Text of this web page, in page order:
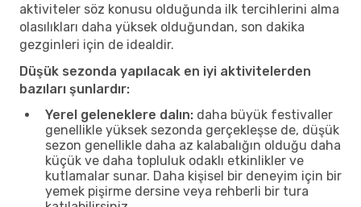
aktiviteler söz konusu olduğunda ilk tercihlerini alma
olasılıkları daha yüksek olduğundan, son dakika
gezginleri için de idealdir.
Düşük sezonda yapılacak en iyi aktivitelerden
bazıları şunlardır:
Yerel geleneklere dalın: daha büyük festivaller
genellikle yüksek sezonda gerçekleşse de, düşük
sezon genellikle daha az kalabalığın olduğu daha
küçük ve daha topluluk odaklı etkinlikler ve
kutlamalar sunar. Daha kişisel bir deneyim için bir
yemek pişirme dersine veya rehberli bir tura